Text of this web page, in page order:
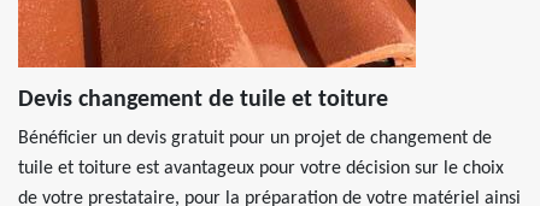
Devis changement de tuile et toiture
Bénéficier un devis gratuit pour un projet de changement de
tuile et toiture est avantageux pour votre décision sur le choix
de votre prestataire, pour la préparation de votre matériel ainsi